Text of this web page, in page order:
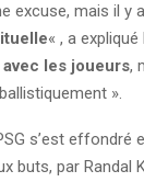
excuse, mais il y
« , a
avec les joueurs,
».
s’est effondré
buts, par Randal